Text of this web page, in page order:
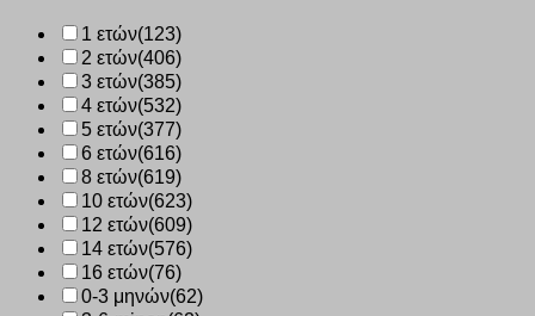
1 ετών(123)
2 ετών(406)
3 ετών(385)
4 ετών(532)
5 ετών(377)
6 ετών(616)
8 ετών(619)
10 ετών(623)
12 ετών(609)
14 ετών(576)
16 ετών(76)
0-3 μηνών(62)